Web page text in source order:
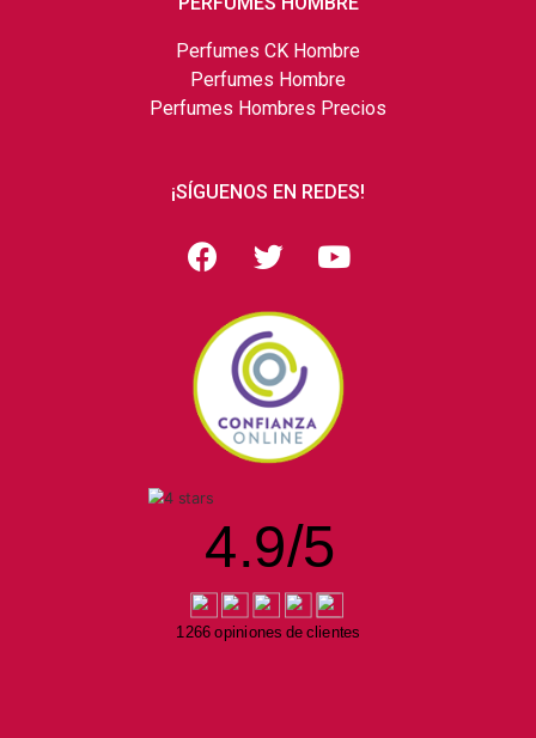
Perfumes CK Hombre
Perfumes Hombre
Perfumes Hombres Precios
¡SÍGUENOS EN REDES!
4.9/5
1266 opiniones de clientes